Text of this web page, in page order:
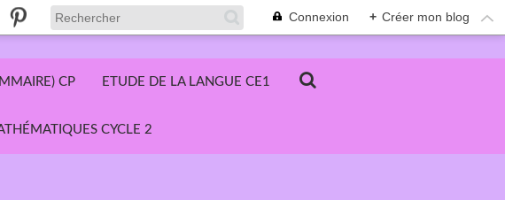
Connexion + Créer mon blog
CP ETUDE DE LA LANGUE CE1
CYCLE 2